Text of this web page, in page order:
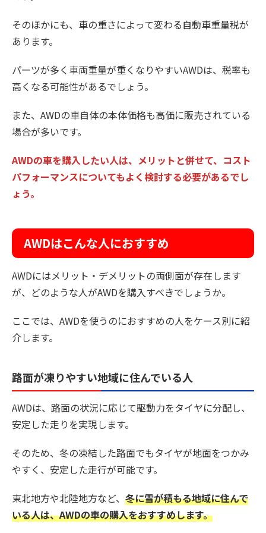
そのほかにも、車の重さによって変わる自動車重量税が
あります。
パーツが多く車両重量が重くなりやすいAWDは、税率も
高くなる可能性があるでしょう。
また、AWDの車自体の本体価格も高価に販売されている
場合が多いです。
AWDの車を購入したい人は、メリットと併せて、コスト
パフォーマンスについてもよく検討する必要があるでし
ょう。
AWDはこんな人におすすめ
AWDにはメリット・デメリットの両側面が存在します
が、どのような人がAWDを購入すべきでしょうか。
ここでは、AWDを使うのにおすすめの人をケース別に紹
介します。
路面が凍りやすい地域に住んでいる人
AWDは、路面の状況に応じて駆動力をタイヤに分配し、
安定した走りを実現します。
そのため、冬の凍結した路面でもタイヤが地面をつかみ
やすく、安定した走行が可能です。
東北地方や北陸地方など、 冬に雪が積もる地域に住んで
いる人は、AWDの車の購入をおすすめします。